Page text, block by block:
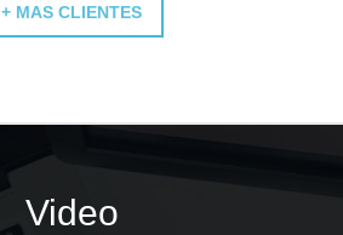
+ MAS CLIENTES
Video